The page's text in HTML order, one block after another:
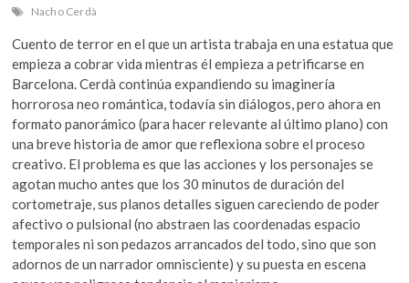
Nacho Cerdà
Cuento de terror en el que un artista trabaja en una estatua que
empieza a cobrar vida mientras él empieza a petrificarse en
Barcelona. Cerdà continúa expandiendo su imaginería
horrorosa neo romántica, todavía sin diálogos, pero ahora en
formato panorámico (para hacer relevante al último plano) con
una breve historia de amor que reflexiona sobre el proceso
creativo. El problema es que las acciones y los personajes se
agotan mucho antes que los 30 minutos de duración del
cortometraje, sus planos detalles siguen careciendo de poder
afectivo o pulsional (no abstraen las coordenadas espacio
temporales ni son pedazos arrancados del todo, sino que son
adornos de un narrador omnisciente) y su puesta en escena